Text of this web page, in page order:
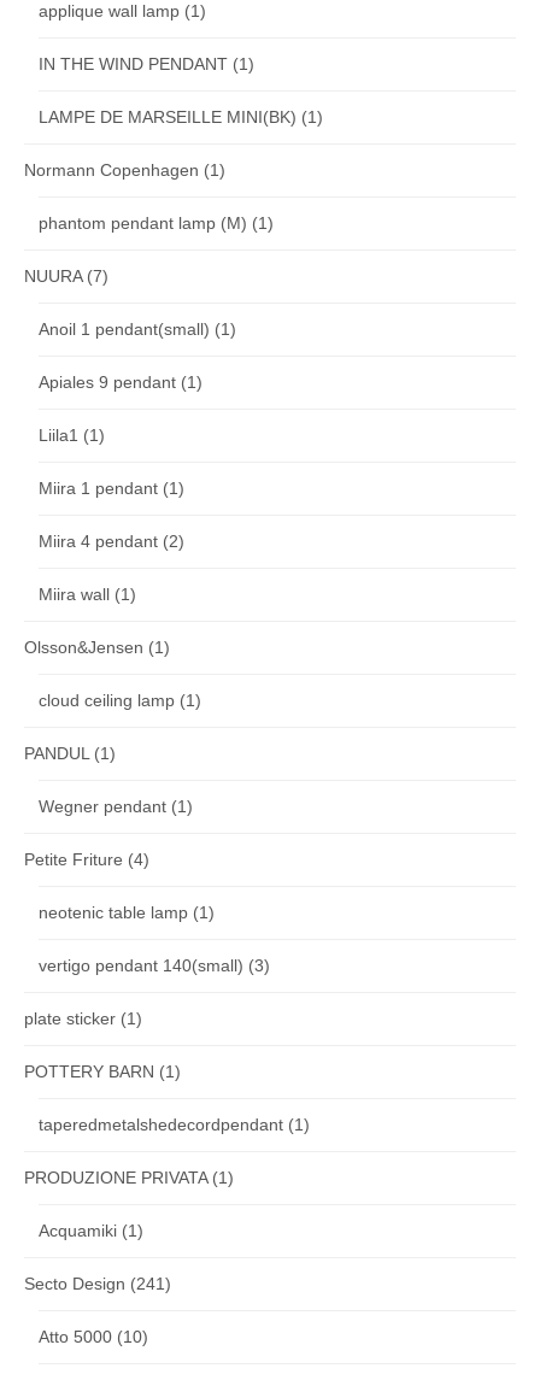
applique wall lamp (1)
IN THE WIND PENDANT (1)
LAMPE DE MARSEILLE MINI(BK) (1)
Normann Copenhagen (1)
phantom pendant lamp (M) (1)
NUURA(7)
Anoil 1 pendant(small) (1)
Apiales 9 pendant (1)
Liila1 (1)
Miira 1 pendant (1)
Miira 4 pendant (2)
Miira wall (1)
Olsson&Jensen (1)
cloud ceiling lamp (1)
PANDUL(1)
Wegner pendant (1)
Petite Friture (4)
neotenic table lamp (1)
vertigo pendant 140(small) (3)
plate sticker (1)
POTTERY BARN (1)
taperedmetalshedecordpendant (1)
PRODUZIONE PRIVATA(1)
Acquamiki (1)
Secto Design (241)
Atto 5000 (10)